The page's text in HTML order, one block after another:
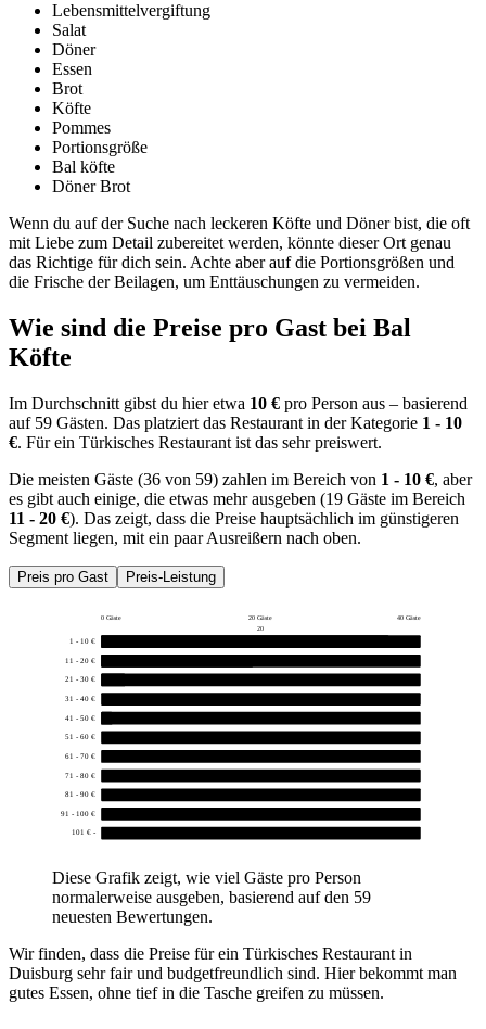
Lebensmittelvergiftung
Salat
Döner
Essen
Brot
Köfte
Pommes
Portionsgröße
Bal köfte
Döner Brot
Wenn du auf der Suche nach leckeren Köfte und Döner bist, die oft
mit Liebe zum Detail zubereitet werden, könnte dieser Ort genau
das Richtige für dich sein. Achte aber auf die Portionsgrößen und
die Frische der Beilagen, um Enttäuschungen zu vermeiden.
Wie sind die Preise pro Gast bei Bal
Köfte
Im Durchschnitt gibst du hier etwa 10 € pro Person aus – basierend
auf 59 Gästen. Das platziert das Restaurant in der Kategorie 1 - 10
€. Für ein Türkisches Restaurant ist das sehr preiswert.
Die meisten Gäste (36 von 59) zahlen im Bereich von 1 - 10 €, aber
es gibt auch einige, die etwas mehr ausgeben (19 Gäste im Bereich
11 - 20 €). Das zeigt, dass die Preise hauptsächlich im günstigeren
Segment liegen, mit ein paar Ausreißern nach oben.
Preis pro Gast Preis-Leistung
0 Gäste 20 Gäste
40 Gäste
20
1 - 10 €
11 - 20 €
21 - 30 €
31 - 40 €
41 - 50 €
51 - 60 €
61 - 70 €
71 - 80 €
81 - 90 €
91 - 100 €
101 € -
Diese Grafik zeigt, wie viel Gäste pro Person
normalerweise ausgeben, basierend auf den 59
neuesten Bewertungen.
Wir finden, dass die Preise für ein Türkisches Restaurant in
Duisburg sehr fair und budgetfreundlich sind. Hier bekommt man
gutes Essen, ohne tief in die Tasche greifen zu müssen.